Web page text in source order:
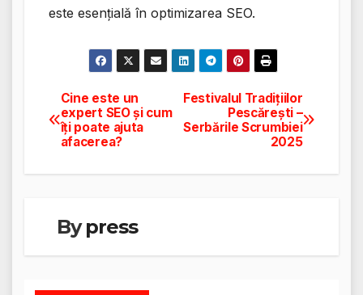
este esențială în optimizarea SEO.
Navigare
în
articole
Festivalul Tradițiilor
Pescărești –
Serbările Scrumbiei
2025
Cine este un
expert SEO și cum
îți poate ajuta
afacerea?
Bypress